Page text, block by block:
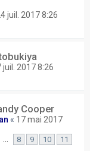
juil. 2017 8:26
juil. 2017 8:26
Cooper
« 17 mai 2017
8 9 10 11